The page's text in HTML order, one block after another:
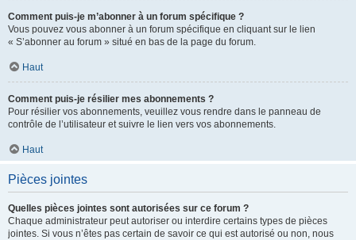
Comment puis-je m’abonner à un forum spécifique ?
Vous pouvez vous abonner à un forum spécifique en cliquant sur le lien
« S’abonner au forum » situé en bas de la page du forum.
Haut
Comment puis-je résilier mes abonnements ?
Pour résilier vos abonnements, veuillez vous rendre dans le panneau de
contrôle de l’utilisateur et suivre le lien vers vos abonnements.
Haut
Pièces jointes
Quelles pièces jointes sont autorisées sur ce forum ?
Chaque administrateur peut autoriser ou interdire certains types de pièces
jointes. Si vous n’êtes pas certain de savoir ce qui est autorisé ou non, nous